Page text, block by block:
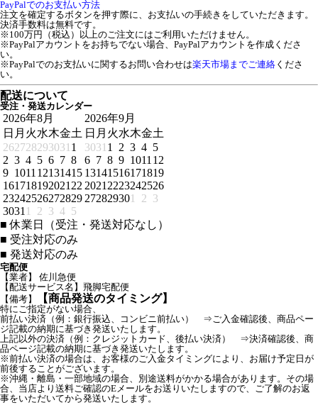
PayPalでのお支払い方法
注文を確定するボタンを押す際に、お支払いの手続きをしていただきます。
決済手数料は無料です。
※100万円（税込）以上のご注文にはご利用いただけません。
※PayPalアカウントをお持ちでない場合、PayPalアカウントを作成くださ
い。
※PayPalでのお支払いに関するお問い合わせは楽天市場までご連絡 くださ
い。
配送について
受注・発送カレンダー
2026年8月
日 月 火水木金土
262728293031 1
2 3 4 5 6 7 8
9 1011 12131415
161718192021 22
23242526272829
3031 1 2 3 4 5
2026年9月
日 月 火水木金土
3031 1 2 3 4 5
6 7 8 9 1011 12
13141516171819
2021 2223242526
272829301 2 3
■ 休業日（受注・発送対応なし）
■ 受注対応のみ
■ 発送対応のみ
宅配便
【業者】 佐川急便
【配送サービス名】飛脚宅配便
【備考】
【商品発送のタイミング】
特にご指定がない場合、
前払い決済（例：銀行振込、コンビニ前払い） ⇒ご入金確認後、商品ペー
ジ記載の納期に基づき発送いたします。
上記以外の決済（例：クレジットカード、後払い決済） ⇒決済確認後、商
品ページ記載の納期に基づき発送いたします。
※前払い決済の場合は、お客様のご入金タイミングにより、お届け予定日が
前後することがございます。
※沖縄・離島・一部地域の場合、別途送料がかかる場合があります。その場
合、当店より送料ご確認のEメールをお送りいたしますので、ご了解のお返
事をいただいてから発送いたします。